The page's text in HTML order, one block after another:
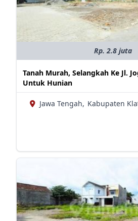
Rp. 2.8 juta
Tanah Murah, Selangkah Ke Jl.
Untuk Hunian
Jawa Tengah, Kabupaten